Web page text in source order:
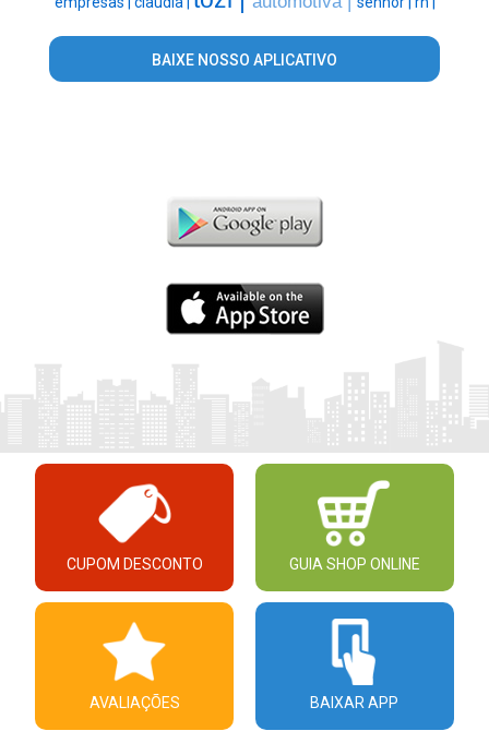
BAIXE NOSSO APLICATIVO
CUPOM DESCONTO GUIA SHOP ONLINE
AVALIAÇÕES BAIXAR APP